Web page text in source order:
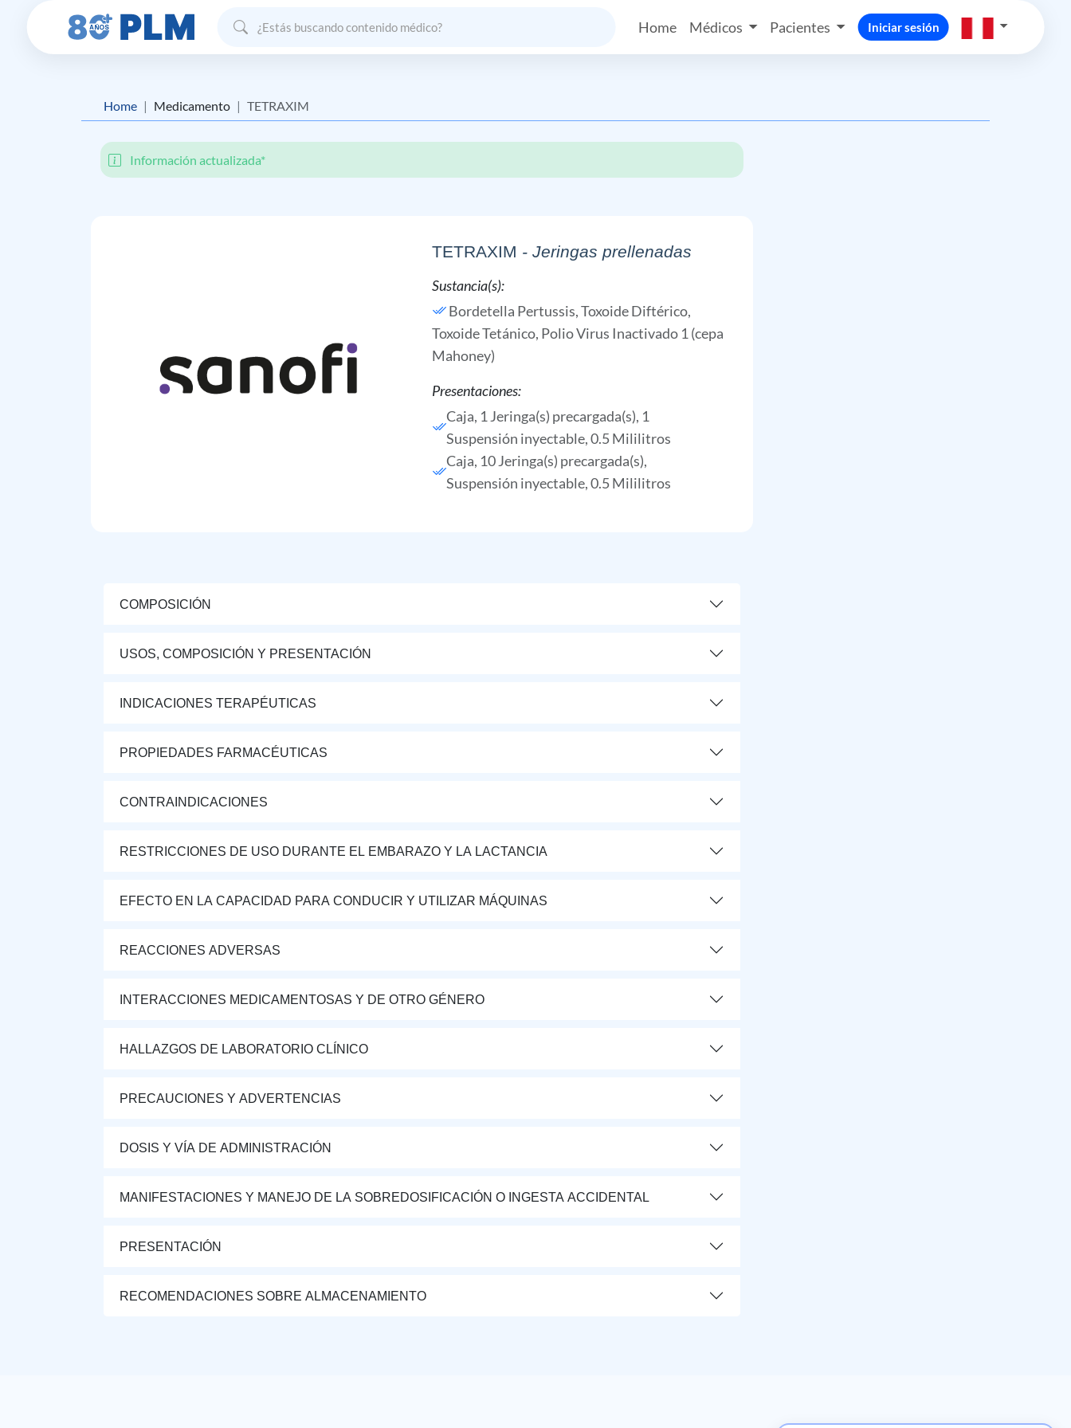
Home Médicos Pacientes Iniciar sesión
Home Medicamento TETRAXIM
Información actualizada*
TETRAXIM - Jeringas prellenadas
Sustancia(s):
Bordetella Pertussis,Toxoide Diftérico,
Toxoide Tetánico, Polio Virus Inactivado 1 (cepa
Mahoney)
Presentaciones:
Caja, 1 Jeringa(s) precargada(s), 1
Suspensión inyectable, 0.5 Mililitros
Caja, 10 Jeringa(s) precargada(s),
Suspensión inyectable, 0.5 Mililitros
COMPOSICIÓN
USOS, COMPOSICIÓN Y PRESENTACIÓN
INDICACIONES TERAPÉUTICAS
PROPIEDADES FARMACÉUTICAS
CONTRAINDICACIONES
RESTRICCIONES DE USO DURANTE EL EMBARAZO Y LA LACTANCIA
EFECTO EN LA CAPACIDAD PARA CONDUCIR Y UTILIZAR MÁQUINAS
REACCIONES ADVERSAS
INTERACCIONES MEDICAMENTOSAS Y DE OTRO GÉNERO
HALLAZGOS DE LABORATORIO CLÍNICO
PRECAUCIONES Y ADVERTENCIAS
DOSIS Y VÍA DE ADMINISTRACIÓN
MANIFESTACIONES Y MANEJO DE LA SOBREDOSIFICACIÓN O INGESTA ACCIDENTAL
PRESENTACIÓN
RECOMENDACIONES SOBRE ALMACENAMIENTO